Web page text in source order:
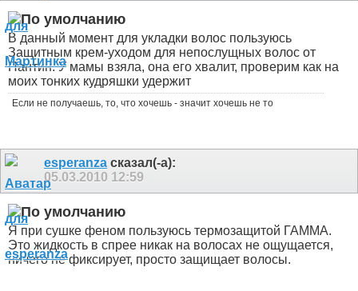
В данный момент для укладки волос пользуюсь
Защитным крем-уходом для непослущных волос от
Пантин. У мамы взяла, она его хвалит, проверим как на
моих тонких кудряшки удержит
Если не получаешь, то, что хочешь - значит хочешь не то
esperanza сказал(-а):
05.03.2010 12:59
Я при сушке феном пользуюсь термозащитой ГАММА.
Это жидкость в спрее никак на волосах не ощущается,
ничего не фиксирует, просто защищает волосы.